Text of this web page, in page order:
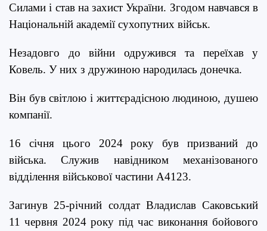
Силами і став на захист України. Згодом навчався в
Національній академії сухопутних військ.
Незадовго до війни одружився та переїхав у
Ковель. У них з дружиною народилась донечка.
Він був світлою і життєрадісною людиною, душею
компанії.
16 січня цього 2024 року був призваний до
війська. Служив навідником механізованого
відділення військової частини А4123.
Загинув 25-річний солдат Владислав Саковський
11 червня 2024 року під час виконання бойового